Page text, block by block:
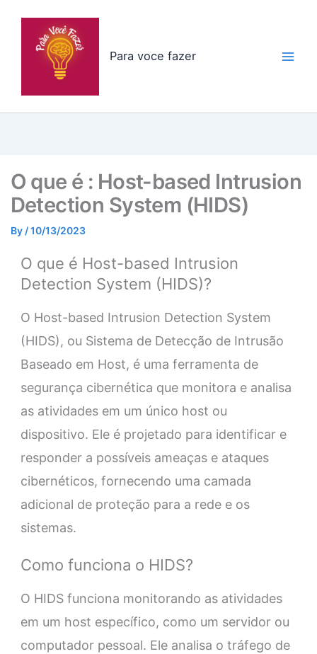
Para voce fazer
O que é : Host-based Intrusion
Detection System (HIDS)
By /10/13/2023
O que é Host-based Intrusion
Detection System (HIDS)?
O Host-based Intrusion Detection System
(HIDS), ou Sistema de Detecção de Intrusão
Baseado em Host, é uma ferramenta de
segurança cibernética que monitora e analisa
as atividades em um único host ou
dispositivo. Ele é projetado para identificar e
responder a possíveis ameaças e ataques
cibernéticos, fornecendo uma camada
adicional de proteção para a rede e os
sistemas.
Como funciona o HIDS?
O HIDS funciona monitorando as atividades
em um host específico, como um servidor ou
computador pessoal. Ele analisa o tráfego de